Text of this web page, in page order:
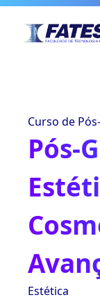
Curso de
Pós-
Estética